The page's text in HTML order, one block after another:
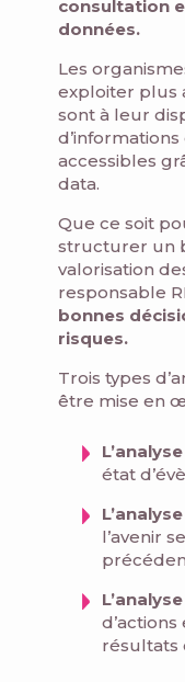
consultation
données.
Les
exploiter plus
sont à leur
accessibles
data.
Que ce soit
structurer un
valorisation
responsable
bonnes
risques.
Trois types
être mise en
état
l’avenir
résultats